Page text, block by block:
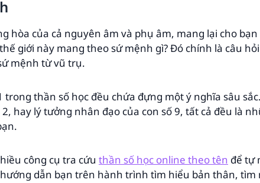
hòa của cả nguyên âm và phụ âm, mang lại cho
giới này mang theo sứ mệnh gì? Đó chính là câu
mệnh từ vũ trụ.
trong thần số học đều chứa đựng một ý nghĩa sâu
2, hay lý tưởng nhân đạo của con số 9, tất cả đều là
công cụ tra cứu thần số học online theo tên để tự
dẫn bạn trên hành trình tìm hiểu bản thân, tìm